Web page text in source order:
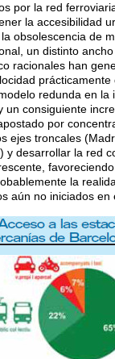
por la red
la accesibilidad
obsolescencia de
un distinto
racionales han
prácticamente
redunda en la
un consiguiente
por
ejes troncales
y desarrollar la red
la
aún no iniciados en